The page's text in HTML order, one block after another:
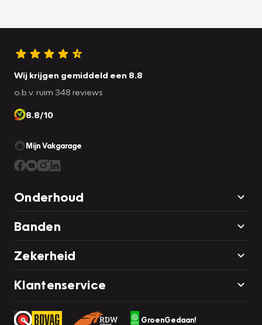
Wij krijgen gemiddeld een 8.8
o.b.v. ruim 348 reviews
8.8/10
Mijn Vakgarage
Onderhoud
Banden
Zekerheid
Klantenservice
GroenGedaan!